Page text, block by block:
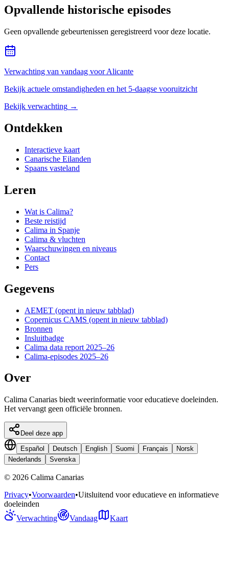
Opvallende historische episodes
Geen opvallende gebeurtenissen geregistreerd voor deze locatie.
Verwachting van vandaag voor Alicante
Bekijk actuele omstandigheden en het 5-daagse vooruitzicht
Bekijk verwachting →
Ontdekken
Interactieve kaart
Canarische Eilanden
Spaans vasteland
Leren
Wat is Calima?
Beste reistijd
Calima in Spanje
Calima & vluchten
Waarschuwingen en niveaus
Contact
Pers
Gegevens
AEMET (opent in nieuw tabblad)
Copernicus CAMS (opent in nieuw tabblad)
Bronnen
Insluitbadge
Calima data report 2025–26
Calima-episodes 2025–26
Over
Calima Canarias biedt weerinformatie voor educatieve doeleinden.
Het vervangt geen officiële bronnen.
Deel deze app
Español
Deutsch English Suomi Français
Norsk
Nederlands
Svenska
© 2026 Calima Canarias
Privacy•Voorwaarden•Uitsluitend voor educatieve en informatieve
doeleinden
Verwachting
Vandaag Kaart